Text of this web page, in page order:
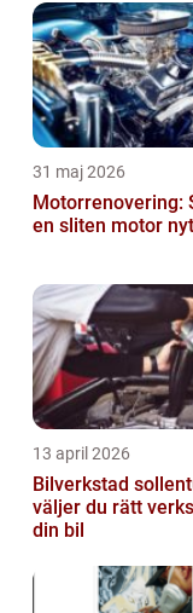
31 maj 2026
Motorrenovering:
en sliten motor
13 april 2026
Bilverkstad
väljer du rätt
din bil